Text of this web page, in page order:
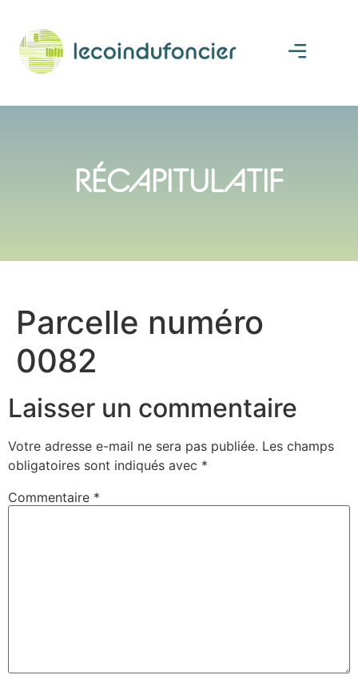
RÉCAPITULATIF
Parcelle numéro
0082
Laisser un commentaire
Votre adresse e-mail ne sera pas publiée. Les champs
obligatoires sont indiqués avec *
Commentaire *